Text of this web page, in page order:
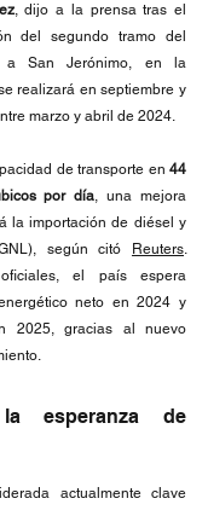
, dijo a la prensa tras el
del segundo tramo del
a San Jerónimo, en la
realizará en septiembre y
marzo y abril de 2024.
de transporte en 44
por día, una mejora
la importación de diésel y
según citó
Reuters.
el país espera
neto en 2024 y
2025, gracias al nuevo
esperanza de
actualmente clave